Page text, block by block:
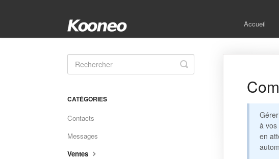
Accueil
à
en
Toggle
Search
CATÉGORIES
Contacts
Messages
Ventes